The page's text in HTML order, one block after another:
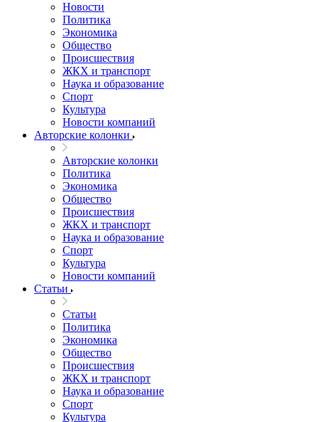
Новости
Политика
Экономика
Общество
Происшествия
ЖКХ и транспорт
Наука и образование
Спорт
Культура
Новости компаний
Авторские колонки
Авторские колонки
Политика
Экономика
Общество
Происшествия
ЖКХ и транспорт
Наука и образование
Спорт
Культура
Новости компаний
Статьи
Статьи
Политика
Экономика
Общество
Происшествия
ЖКХ и транспорт
Наука и образование
Спорт
Культура